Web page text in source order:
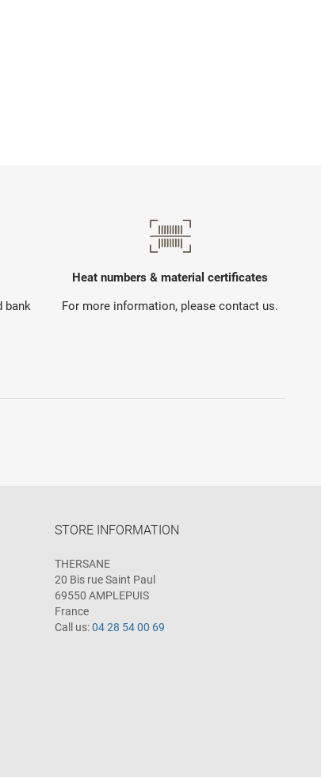
bank
Heat numbers & material certificates
For more information, please contact us.
STORE INFORMATION
THERSANE
20 Bis rue Saint Paul
69550 AMPLEPUIS
France
Call us:04 28 54 00 69